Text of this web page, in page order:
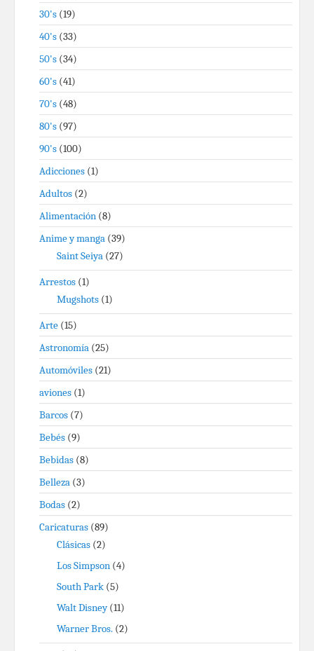
30's (19)
40's (33)
50's (34)
60's (41)
70's (48)
80's (97)
90's (100)
Adicciones (1)
Adultos (2)
Alimentación (8)
Anime y manga (39)
Saint Seiya (27)
Arrestos (1)
Mugshots (1)
Arte (15)
Astronomía (25)
Automóviles (21)
aviones (1)
Barcos (7)
Bebés (9)
Bebidas (8)
Belleza (3)
Bodas (2)
Caricaturas (89)
Clásicas (2)
Los Simpson (4)
South Park (5)
Walt Disney(11)
Warner Bros. (2)